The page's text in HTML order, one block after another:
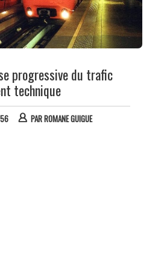
progressive du trafic
technique
PARROMANE GUIGUE